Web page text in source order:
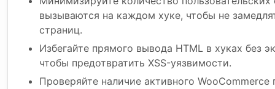
вызываются на каждом хуке, чтобы не
страниц.
Избегайте прямого вывода HTML в хуках без
чтобы предотвратить XSS-уязвимости.
Проверяйте наличие активного WooCommerce